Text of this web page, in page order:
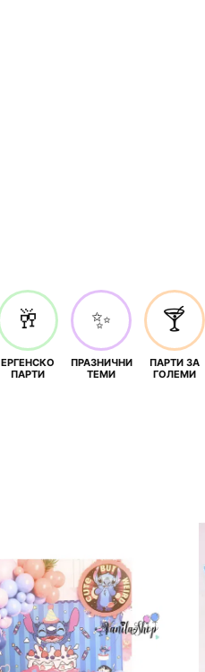
🥂
ЕРГЕНСКО
ПАРТИ
✨
ПРАЗНИЧНИ
ТЕМИ
🍸
ПАРТИ ЗА
ГОЛЕМИ